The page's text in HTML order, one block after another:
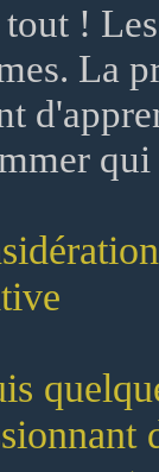
tout !
La
qui